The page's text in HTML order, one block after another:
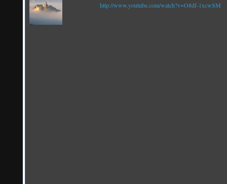
http://www.youtube.com/watch?v=O8df-1xcwSM